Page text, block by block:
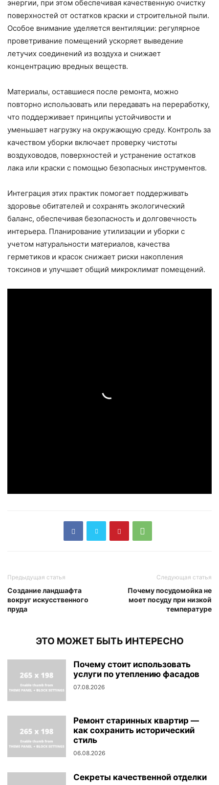
энергии, при этом обеспечивая качественную очистку
поверхностей от остатков краски и строительной пыли.
Особое внимание уделяется вентиляции: регулярное
проветривание помещений ускоряет выведение
летучих соединений из воздуха и снижает
концентрацию вредных веществ.
Материалы, оставшиеся после ремонта, можно
повторно использовать или передавать на переработку,
что поддерживает принципы устойчивости и
уменьшает нагрузку на окружающую среду. Контроль за
качеством уборки включает проверку чистоты
воздуховодов, поверхностей и устранение остатков
лака или краски с помощью безопасных инструментов.
Интеграция этих практик помогает поддерживать
здоровье обитателей и сохранять экологический
баланс, обеспечивая безопасность и долговечность
интерьера. Планирование утилизации и уборки с
учетом натуральности материалов, качества
герметиков и красок снижает риски накопления
токсинов и улучшает общий микроклимат помещений.
Предыдущая статья
Создание ландшафта
вокруг искусственного
пруда
Следующая статья
Почему посудомойка не
моет посуду при низкой
температуре
ЭТО МОЖЕТ БЫТЬ ИНТЕРЕСНО
Почему стоит использовать
услуги по утеплению фасадов
07.08.2026
Ремонт старинных квартир —
как сохранить исторический
стиль
06.08.2026
Секреты качественной отделки